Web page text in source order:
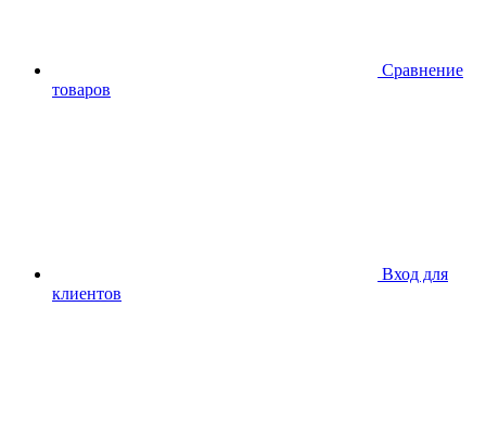
Сравнение
товаров
Вход для
клиентов